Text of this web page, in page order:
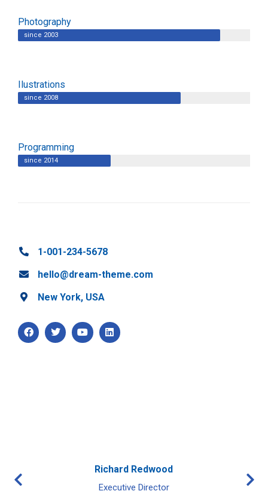
Photography
since 2003
Ilustrations
since 2008
Programming
since 2014
1-001-234-5678
hello@dream-theme.com
New York, USA
Richard Redwood
Executive Director